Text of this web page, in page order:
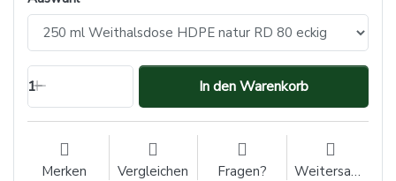
1 In den Warenkorb
Merken Vergleichen Fragen? Weitersagen